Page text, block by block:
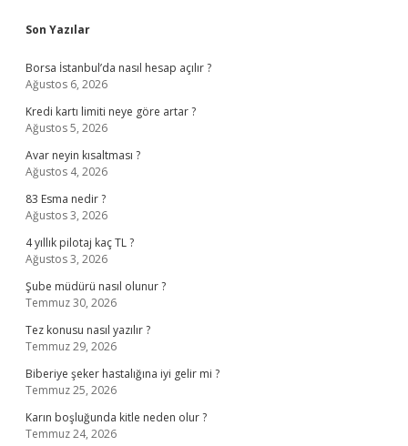
Sidebar
Son Yazılar
Borsa İstanbul’da nasıl hesap açılır ?
Ağustos 6, 2026
Kredi kartı limiti neye göre artar ?
Ağustos 5, 2026
Avar neyin kısaltması ?
Ağustos 4, 2026
83 Esma nedir ?
Ağustos 3, 2026
4 yıllık pilotaj kaç TL ?
Ağustos 3, 2026
Şube müdürü nasıl olunur ?
Temmuz 30, 2026
Tez konusu nasıl yazılır ?
Temmuz 29, 2026
Biberiye şeker hastalığına iyi gelir mi ?
Temmuz 25, 2026
Karın boşluğunda kitle neden olur ?
Temmuz 24, 2026